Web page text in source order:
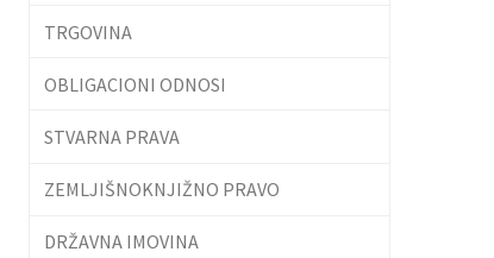
TRGOVINA
OBLIGACIONI ODNOSI
STVARNA PRAVA
ZEMLJIŠNOKNJIŽNO PRAVO
DRŽAVNA IMOVINA